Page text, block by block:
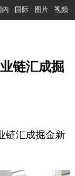
内 国际 图片 视频
链汇成掘
汇成掘金新